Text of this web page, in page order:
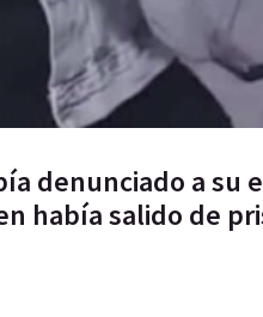
denunciado a su
había salido de